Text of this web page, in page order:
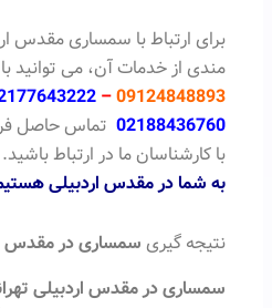
برای ارتباط با سمساری مقدس
مندی از خدمات آن، می توانید
09124848893
–
02188436760 تماس حاصل
با کارشناسان ما در ارتباط
به شما در مقدس اردبیلی
نتیجه گیری سمساری در مقدس
سمساری در مقدس اردبیلی